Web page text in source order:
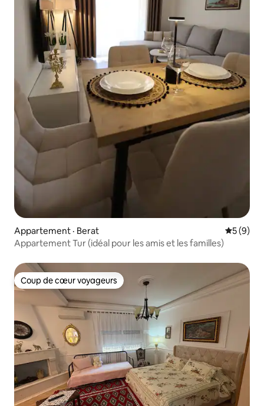
Appartement · Berat Note
5 (9)
Appartement Tur (idéal pour les amis et les familles)
Coup de cœur voyageurs
Coup de cœur voyageurs